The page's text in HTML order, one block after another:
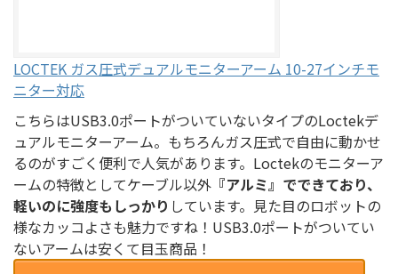
LOCTEK ガス圧式デュアルモニターアーム 10-27インチモ
ニター対応
こちらはUSB3.0ポートがついていないタイプのLoctekデ
ュアルモニターアーム。もちろんガス圧式で自由に動かせ
るのがすごく便利で人気があります。Loctekのモニターア
ームの特徴としてケーブル以外 『アルミ』でできており、
軽いのに強度もしっかり しています。見た目のロボットの
様なカッコよさも魅力ですね！ USB3.0ポートがついてい
ないアームは安くて目玉商品！